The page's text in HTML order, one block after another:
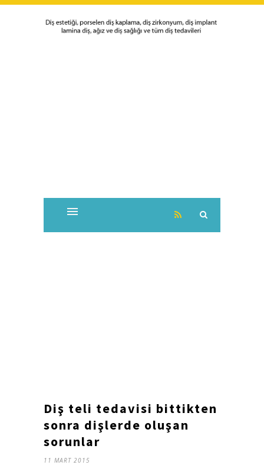
Diş teli tedavisi bittikten
sonra dişlerde oluşan
sorunlar
11 MART 2015